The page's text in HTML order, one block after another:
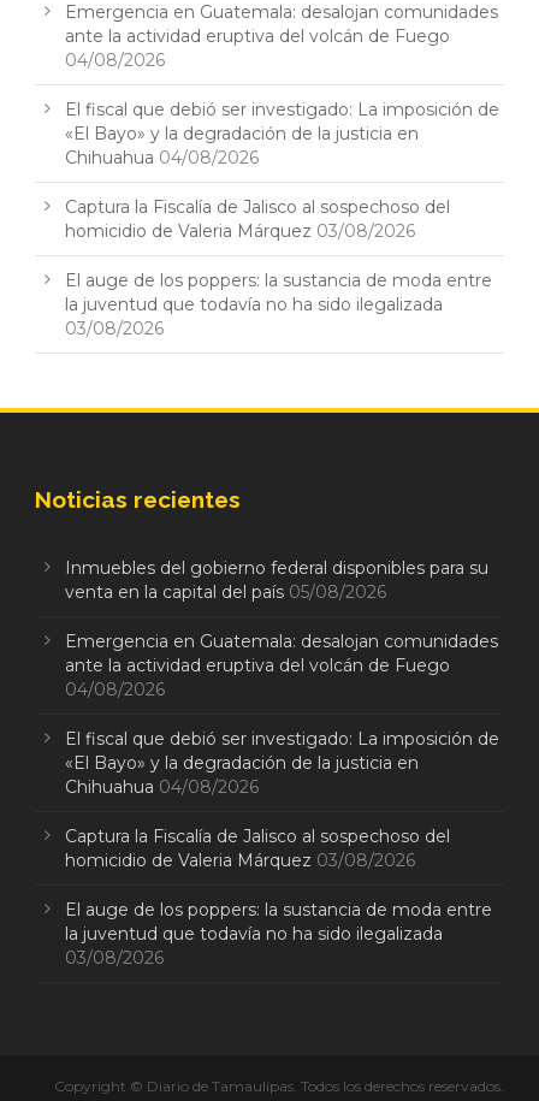
Emergencia en Guatemala: desalojan comunidades
ante la actividad eruptiva del volcán de Fuego
04/08/2026
El fiscal que debió ser investigado: La imposición de
«El Bayo» y la degradación de la justicia en
Chihuahua 04/08/2026
Captura la Fiscalía de Jalisco al sospechoso del
homicidio de Valeria Márquez 03/08/2026
El auge de los poppers: la sustancia de moda entre
la juventud que todavía no ha sido ilegalizada
03/08/2026
Noticias recientes
Inmuebles del gobierno federal disponibles para su
venta en la capital del país 05/08/2026
Emergencia en Guatemala: desalojan comunidades
ante la actividad eruptiva del volcán de Fuego
04/08/2026
El fiscal que debió ser investigado: La imposición de
«El Bayo» y la degradación de la justicia en
Chihuahua 04/08/2026
Captura la Fiscalía de Jalisco al sospechoso del
homicidio de Valeria Márquez 03/08/2026
El auge de los poppers: la sustancia de moda entre
la juventud que todavía no ha sido ilegalizada
03/08/2026
Copyright © Diario de Tamaulipas. Todos los derechos reservados.